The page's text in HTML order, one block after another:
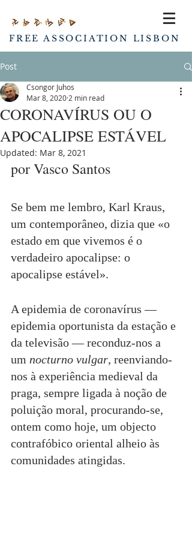
FREE ASSOCIATION LISBON
Post
CORONAVÍRUS OU O
APOCALIPSE ESTÁVEL
Csongor Juhos
Mar 8, 2020 2 min read
Updated: Mar 8, 2021
por Vasco Santos
Se bem me lembro, Karl Kraus,
um contemporâneo, dizia que «o
estado em que vivemos é o
verdadeiro apocalipse: o
apocalipse estável».
A epidemia de coronavírus ―
epidemia oportunista da estação e
da televisão ― reconduz-nos a
um nocturno vulgar, reenviando-
nos à experiência medieval da
praga, sempre ligada à noção de
poluição moral, procurando-se,
ontem como hoje, um objecto
contrafóbico oriental alheio às
comunidades atingidas.